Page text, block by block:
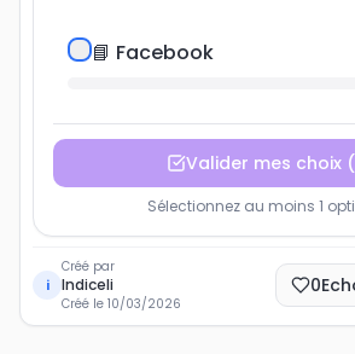
📘 Facebook
Valider mes choix (
Sélectionnez au moins 1
i
Créé par
Indiceli
Créé le 10/03/2026
0